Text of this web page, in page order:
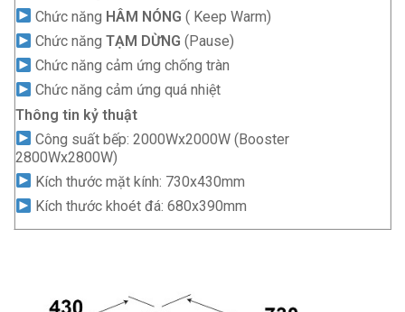
Chức năng HÂM NÓNG ( Keep Warm)
Chức năngTẠM DỪNG (Pause)
Chức năng cảm ứng chống tràn
Chức năng cảm ứng quá nhiệt
Thông tin kỷ thuật
Công suất bếp: 2000Wx2000W (Booster
2800Wx2800W)
Kích thước mặt kính: 730x430mm
Kích thước khoét đá: 680x390mm